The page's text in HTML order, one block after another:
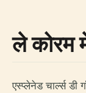
ले कोरम
एस्प्लेनेड चार्ल्स डी